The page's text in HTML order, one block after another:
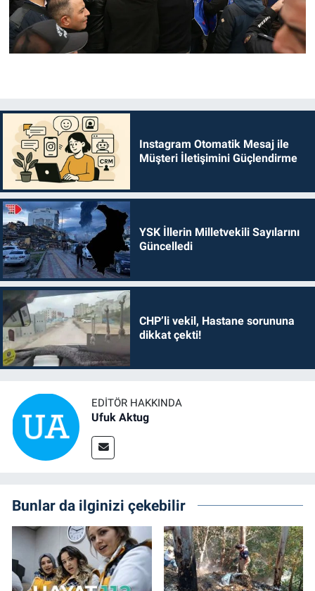
Instagram Otomatik Mesaj ile
Müşteri İletişimini Güçlendirme
YSK İllerin Milletvekili Sayılarını
Güncelledi
CHP’li vekil, Hastane sorununa
dikkat çekti!
EDITÖR HAKKINDA
Ufuk Aktug
Bunlar da ilginizi çekebilir